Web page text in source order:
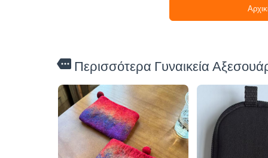
more Περισσότερα Γυναικεία